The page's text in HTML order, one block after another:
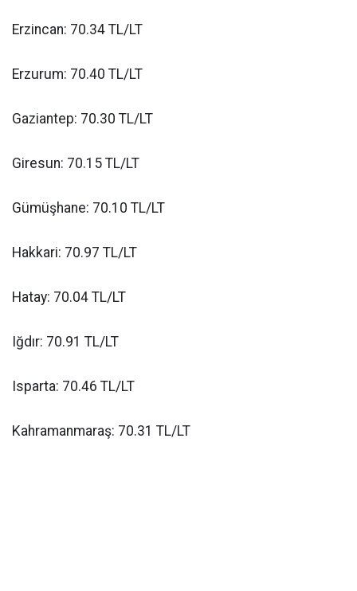
Erzincan: 70.34 TL/LT
Erzurum: 70.40 TL/LT
Gaziantep: 70.30 TL/LT
Giresun: 70.15 TL/LT
Gümüşhane: 70.10 TL/LT
Hakkari: 70.97 TL/LT
Hatay: 70.04 TL/LT
Iğdır: 70.91 TL/LT
Isparta: 70.46 TL/LT
Kahramanmaraş: 70.31 TL/LT